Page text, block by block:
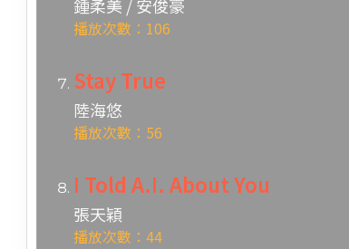
鍾柔美 / 安俊豪
播放次數：106
Stay True
陸海悠
播放次數：56
I Told A.I. About You
張天穎
播放次數：44